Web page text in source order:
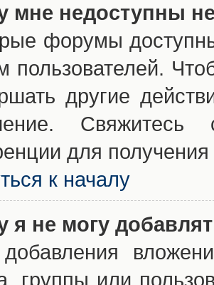
мне недоступны
форумы
пользователей.
другие
Свяжитесь
для получения
к началу
я не могу
группы или